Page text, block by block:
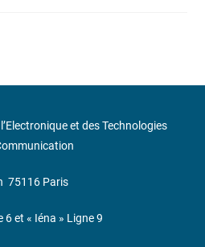
et des Technologies
75116 Paris
6 et « Iéna » Ligne 9